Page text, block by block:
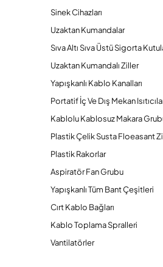
Gönder
Sinek Cihazları
Uzaktan Kumandalar
Sıva Altı Sıva Üstü Sigorta
Uzaktan Kumandalı Ziller
Yapışkanlı Kablo Kanalları
Portatif İç Ve Dış Mekan
Kablolu Kablosuz Makara
Plastik Çelik Susta Floeasant
Plastik Rakorlar
Aspiratör Fan Grubu
Yapışkanlı Tüm Bant Çeşitleri
Cırt Kablo Bağları
Kablo Toplama Spralleri
Vantilatörler